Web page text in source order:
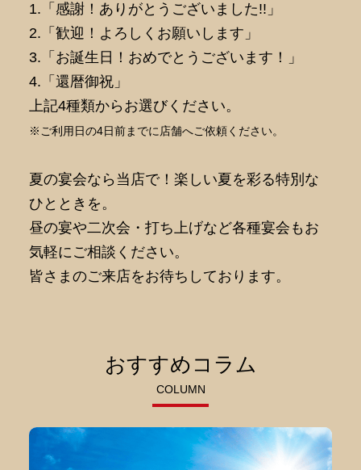
1.「感謝！ありがとうございました!!」
2.「歓迎！よろしくお願いします」
3.「お誕生日！おめでとうございます！」
4.「還暦御祝」
上記4種類からお選びください。
※ご利用日の4日前までに店舗へご依頼ください。
夏の宴会なら当店で！楽しい夏を彩る特別な
ひとときを。
昼の宴や二次会・打ち上げなど各種宴会もお
気軽にご相談ください。
皆さまのご来店をお待ちしております。
おすすめコラム
COLUMN